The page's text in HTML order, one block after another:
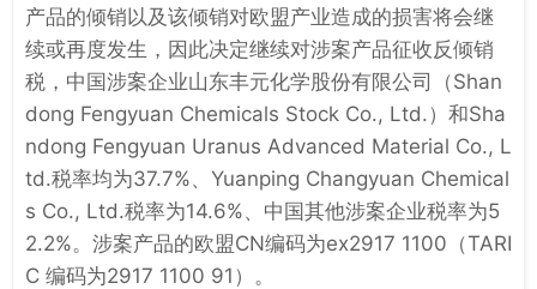
产品的倾销以及该倾销对欧盟产业造成的损害将会继
续或再度发生，因此决定继续对涉案产品征收反倾销
税，中国涉案企业山东丰元化学股份有限公司（Shan
dong Fengyuan Chemicals Stock Co., Ltd.）和Sha
ndong Fengyuan Uranus Advanced Material Co., L
td.税率均为37.7%、Yuanping Changyuan Chemical
s Co., Ltd.税率为14.6%、中国其他涉案企业税率为5
2.2%。涉案产品的欧盟CN编码为ex2917 1100（TARI
C 编码为2917 1100 91）。